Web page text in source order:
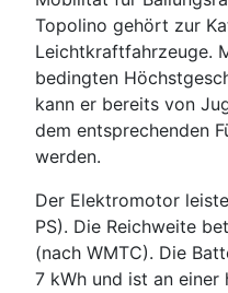
Topolino gehört zur
Leichtkraftfahrzeuge.
bedingten
kann er bereits von
dem entsprechenden
werden.
Der Elektromotor
PS). Die Reichweite
(nach WMTC). Die
7 kWh und ist an einer